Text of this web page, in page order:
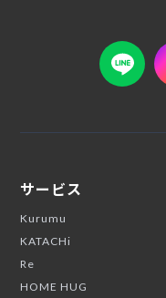
サービス
Kurumu
KATACHi
Re
HOME HUG